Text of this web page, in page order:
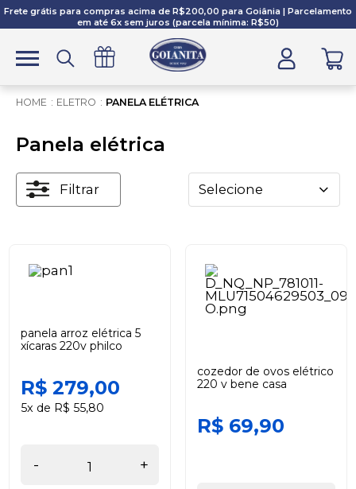
Frete grátis para compras acima de R$200,00 para Goiânia | Parcelamento
em até 6x sem juros (parcela mínima: R$50)
ELETRO PANELA ELÉTRICA
Panela elétrica
Filtrar Selecione
panela arroz elétrica 5
xícaras 220v philco
R$ 279,00
5x de R$ 55,80
- +
cozedor de ovos elétrico
220 v bene casa
R$ 69,90